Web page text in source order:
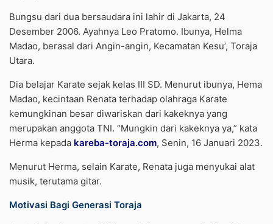
Bungsu dari dua bersaudara ini lahir di Jakarta, 24
Desember 2006. Ayahnya Leo Pratomo. Ibunya, Helma
Madao, berasal dari Angin-angin, Kecamatan Kesu’, Toraja
Utara.
Dia belajar Karate sejak kelas III SD. Menurut ibunya, Hema
Madao, kecintaan Renata terhadap olahraga Karate
kemungkinan besar diwariskan dari kakeknya yang
merupakan anggota TNI. “Mungkin dari kakeknya ya,” kata
Herma kepada kareba-toraja.com, Senin, 16 Januari 2023.
Menurut Herma, selain Karate, Renata juga menyukai alat
musik, terutama gitar.
Motivasi Bagi Generasi Toraja